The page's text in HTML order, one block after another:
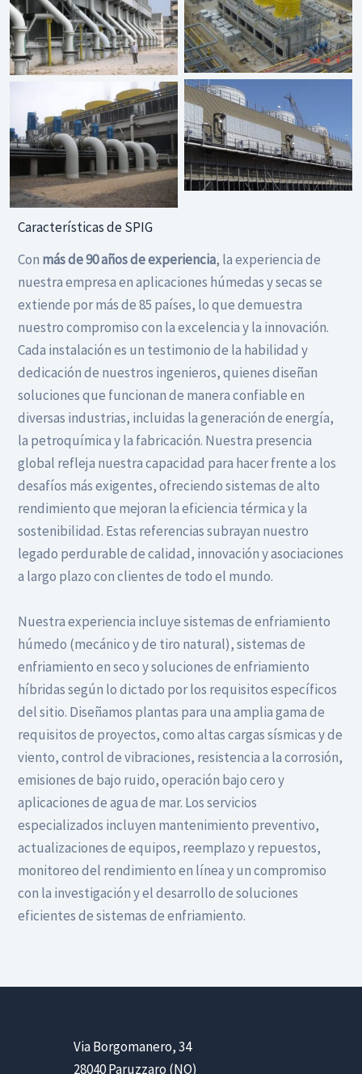
Características de SPIG
Con más de 90 años de experiencia, la experiencia de
nuestra empresa en aplicaciones húmedas y secas se
extiende por más de 85 países, lo que demuestra
nuestro compromiso con la excelencia y la innovación.
Cada instalación es un testimonio de la habilidad y
dedicación de nuestros ingenieros, quienes diseñan
soluciones que funcionan de manera confiable en
diversas industrias, incluidas la generación de energía,
la petroquímica y la fabricación. Nuestra presencia
global refleja nuestra capacidad para hacer frente a los
desafíos más exigentes, ofreciendo sistemas de alto
rendimiento que mejoran la eficiencia térmica y la
sostenibilidad. Estas referencias subrayan nuestro
legado perdurable de calidad, innovación y asociaciones
a largo plazo con clientes de todo el mundo.
Nuestra experiencia incluye sistemas de enfriamiento
húmedo (mecánico y de tiro natural), sistemas de
enfriamiento en seco y soluciones de enfriamiento
híbridas según lo dictado por los requisitos específicos
del sitio. Diseñamos plantas para una amplia gama de
requisitos de proyectos, como altas cargas sísmicas y de
viento, control de vibraciones, resistencia a la corrosión,
emisiones de bajo ruido, operación bajo cero y
aplicaciones de agua de mar. Los servicios
especializados incluyen mantenimiento preventivo,
actualizaciones de equipos, reemplazo y repuestos,
monitoreo del rendimiento en línea y un compromiso
con la investigación y el desarrollo de soluciones
eficientes de sistemas de enfriamiento.
Via Borgomanero, 34
28040 Paruzzaro (NO)